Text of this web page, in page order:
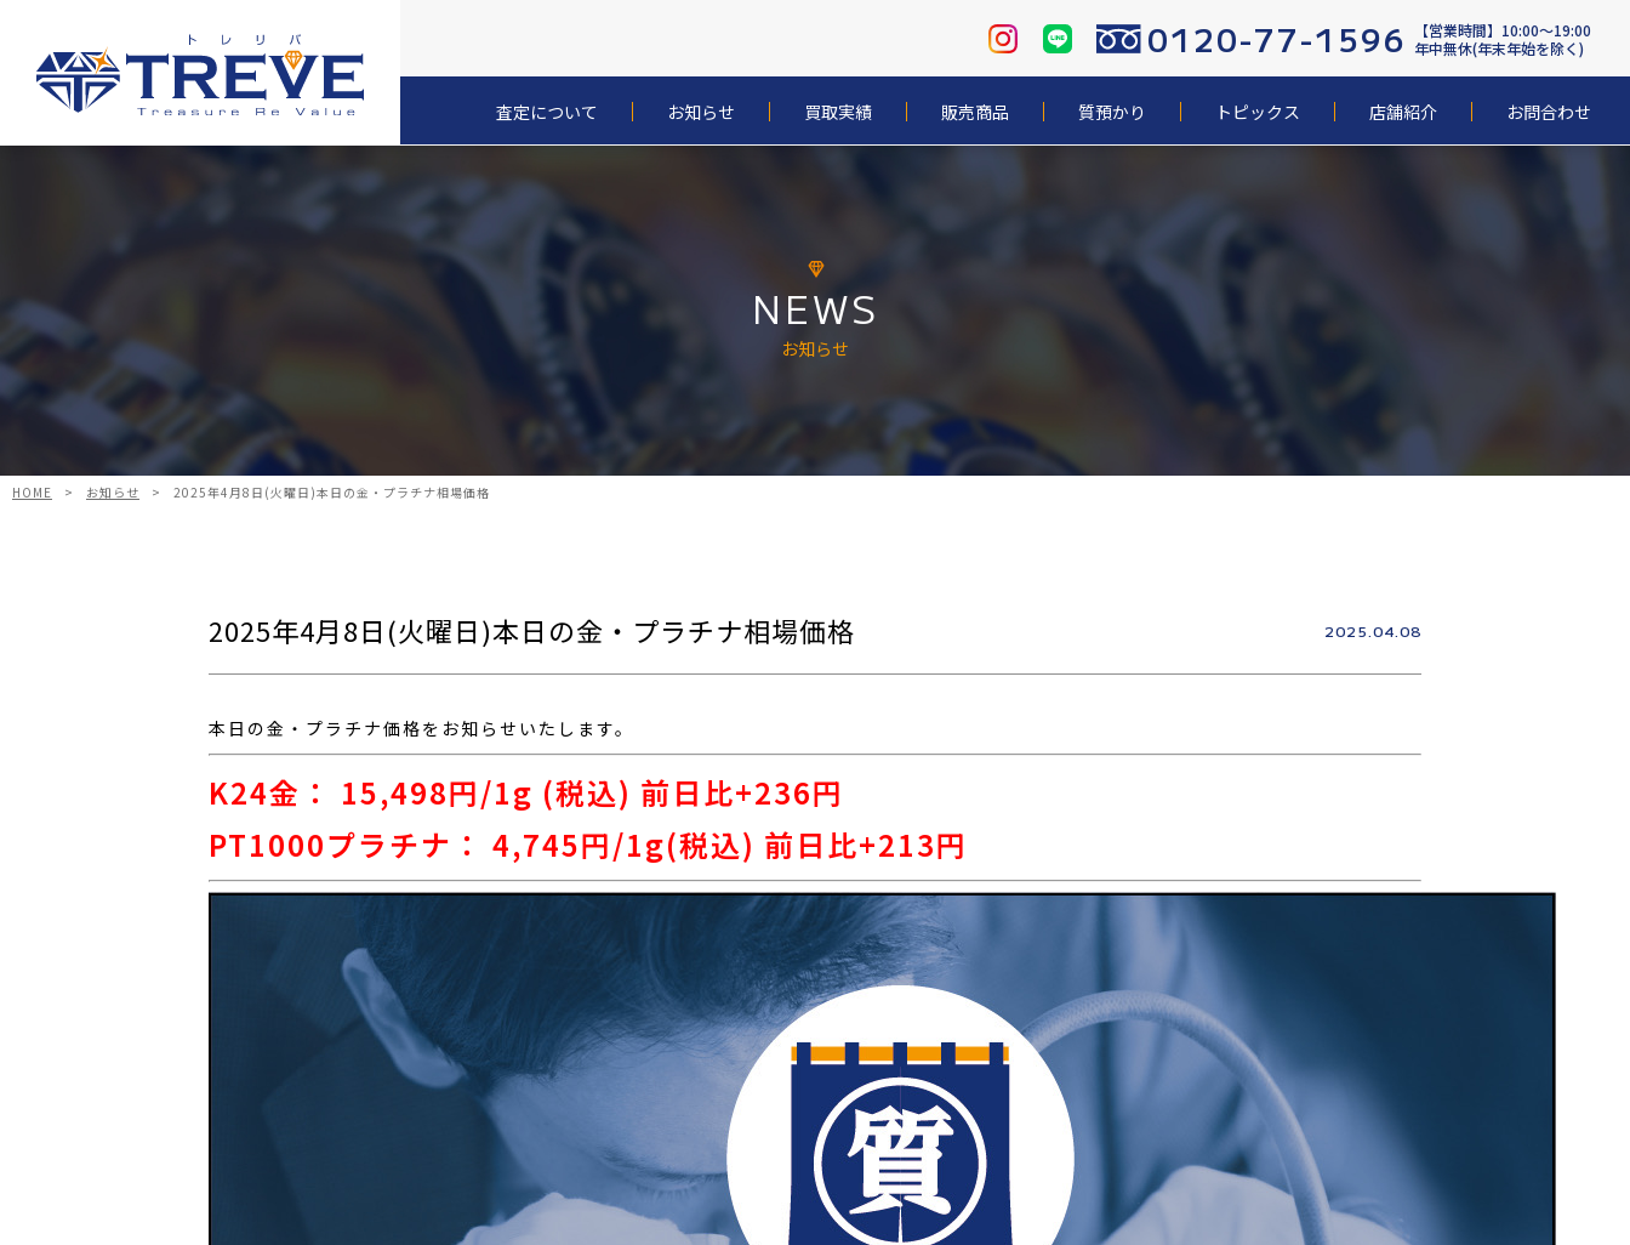
0120-77-1596
【営業時間】10:00〜19:00
年中無休(年末年始を除く)
査定について お知らせ 買取実績 販売商品 質預かり トピックス 店舗紹介 お問合わせ
NEWS
お知らせ
HOME > お知らせ > 2025年4月8日(火曜日)本日の金・プラチナ相場価格
2025年4月8日(火曜日)本日の金・プラチナ相場価格 2025.04.08
本日の金・プラチナ価格をお知らせいたします。
K24金： 15,498円/1g (税込) 前日比+236円
PT1000プラチナ： 4,745円/1g(税込) 前日比+213円